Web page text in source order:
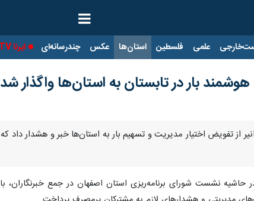
علمی فلسطین استان‌ها عکس چندرسانه‌ای ایرنا TV
بار در تابستان به استان‌ها واگذار شد